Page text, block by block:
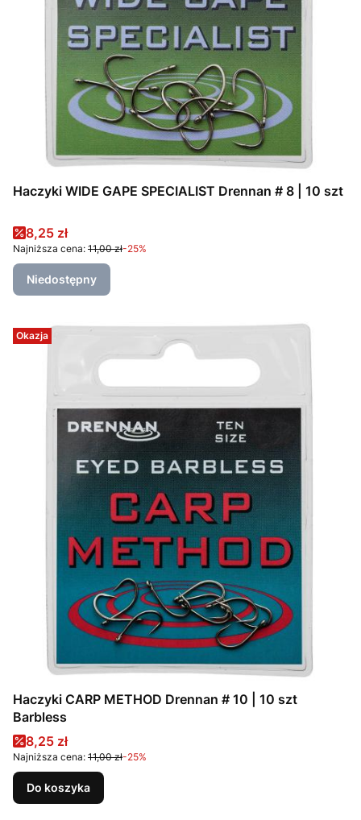
Haczyki WIDE GAPE SPECIALIST Drennan # 8 | 10 szt
Cena promocyjna
8,25 zł
Najniższa cena: 11,00 zł-25%
Niedostępny
Okazja
Haczyki CARP METHOD Drennan # 10 | 10 szt
Barbless
Cena promocyjna
8,25 zł
Najniższa cena: 11,00 zł-25%
Do koszyka